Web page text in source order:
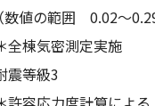
囲 0.02～0.29
密測定
震等級3